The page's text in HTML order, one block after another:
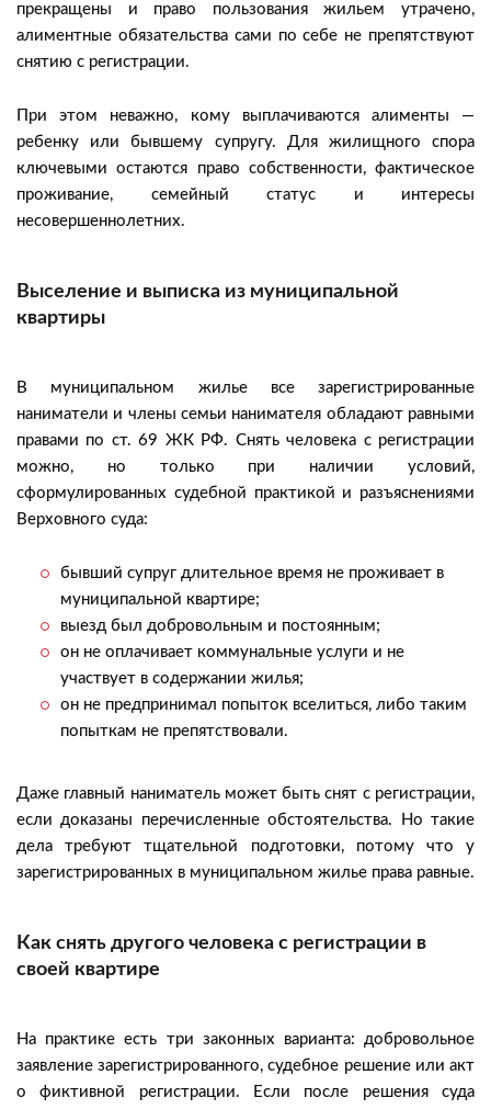
прекращены и право пользования жильем утрачено,
алиментные обязательства сами по себе не препятствуют
снятию с регистрации.
При этом неважно, кому выплачиваются алименты —
ребенку или бывшему супругу. Для жилищного спора
ключевыми остаются право собственности, фактическое
проживание, семейный статус и интересы
несовершеннолетних.
Выселение и выписка из муниципальной
квартиры
В муниципальном жилье все зарегистрированные
наниматели и члены семьи нанимателя обладают равными
правами по ст. 69 ЖК РФ. Снять человека с регистрации
можно, но только при наличии условий,
сформулированных судебной практикой и разъяснениями
Верховного суда:
бывший супруг длительное время не проживает в
муниципальной квартире;
выезд был добровольным и постоянным;
он не оплачивает коммунальные услуги и не
участвует в содержании жилья;
он не предпринимал попыток вселиться, либо таким
попыткам не препятствовали.
Даже главный наниматель может быть снят с регистрации,
если доказаны перечисленные обстоятельства. Но такие
дела требуют тщательной подготовки, потому что у
зарегистрированных в муниципальном жилье права равные.
Как снять другого человека с регистрации в
своей квартире
На практике есть три законных варианта: добровольное
заявление зарегистрированного, судебное решение или акт
о фиктивной регистрации. Если после решения суда